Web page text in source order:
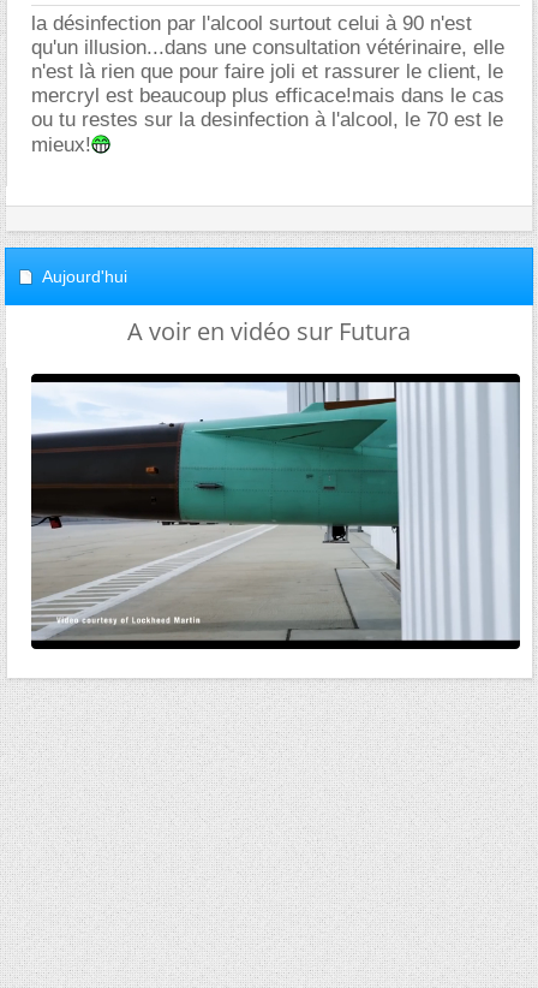
la désinfection par l'alcool surtout celui à 90 n'est
qu'un illusion...dans une consultation vétérinaire, elle
n'est là rien que pour faire joli et rassurer le client, le
mercryl est beaucoup plus efficace!mais dans le cas
ou tu restes sur la desinfection à l'alcool, le 70 est le
mieux!
Aujourd'hui
A voir en vidéo sur Futura